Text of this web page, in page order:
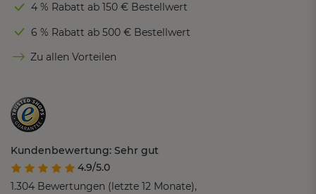
4 % Rabatt ab 150 € Bestellwert
6 % Rabatt ab 500 € Bestellwert
Zu allen Vorteilen
Kundenbewertung: Sehr gut
4.9/5.0
1.304 Bewertungen (letzte 12 Monate),